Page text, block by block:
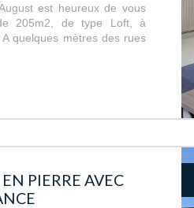
est heureux de vous
205m2, de type Loft, à
quelques mètres des rues
PIERRE AVEC